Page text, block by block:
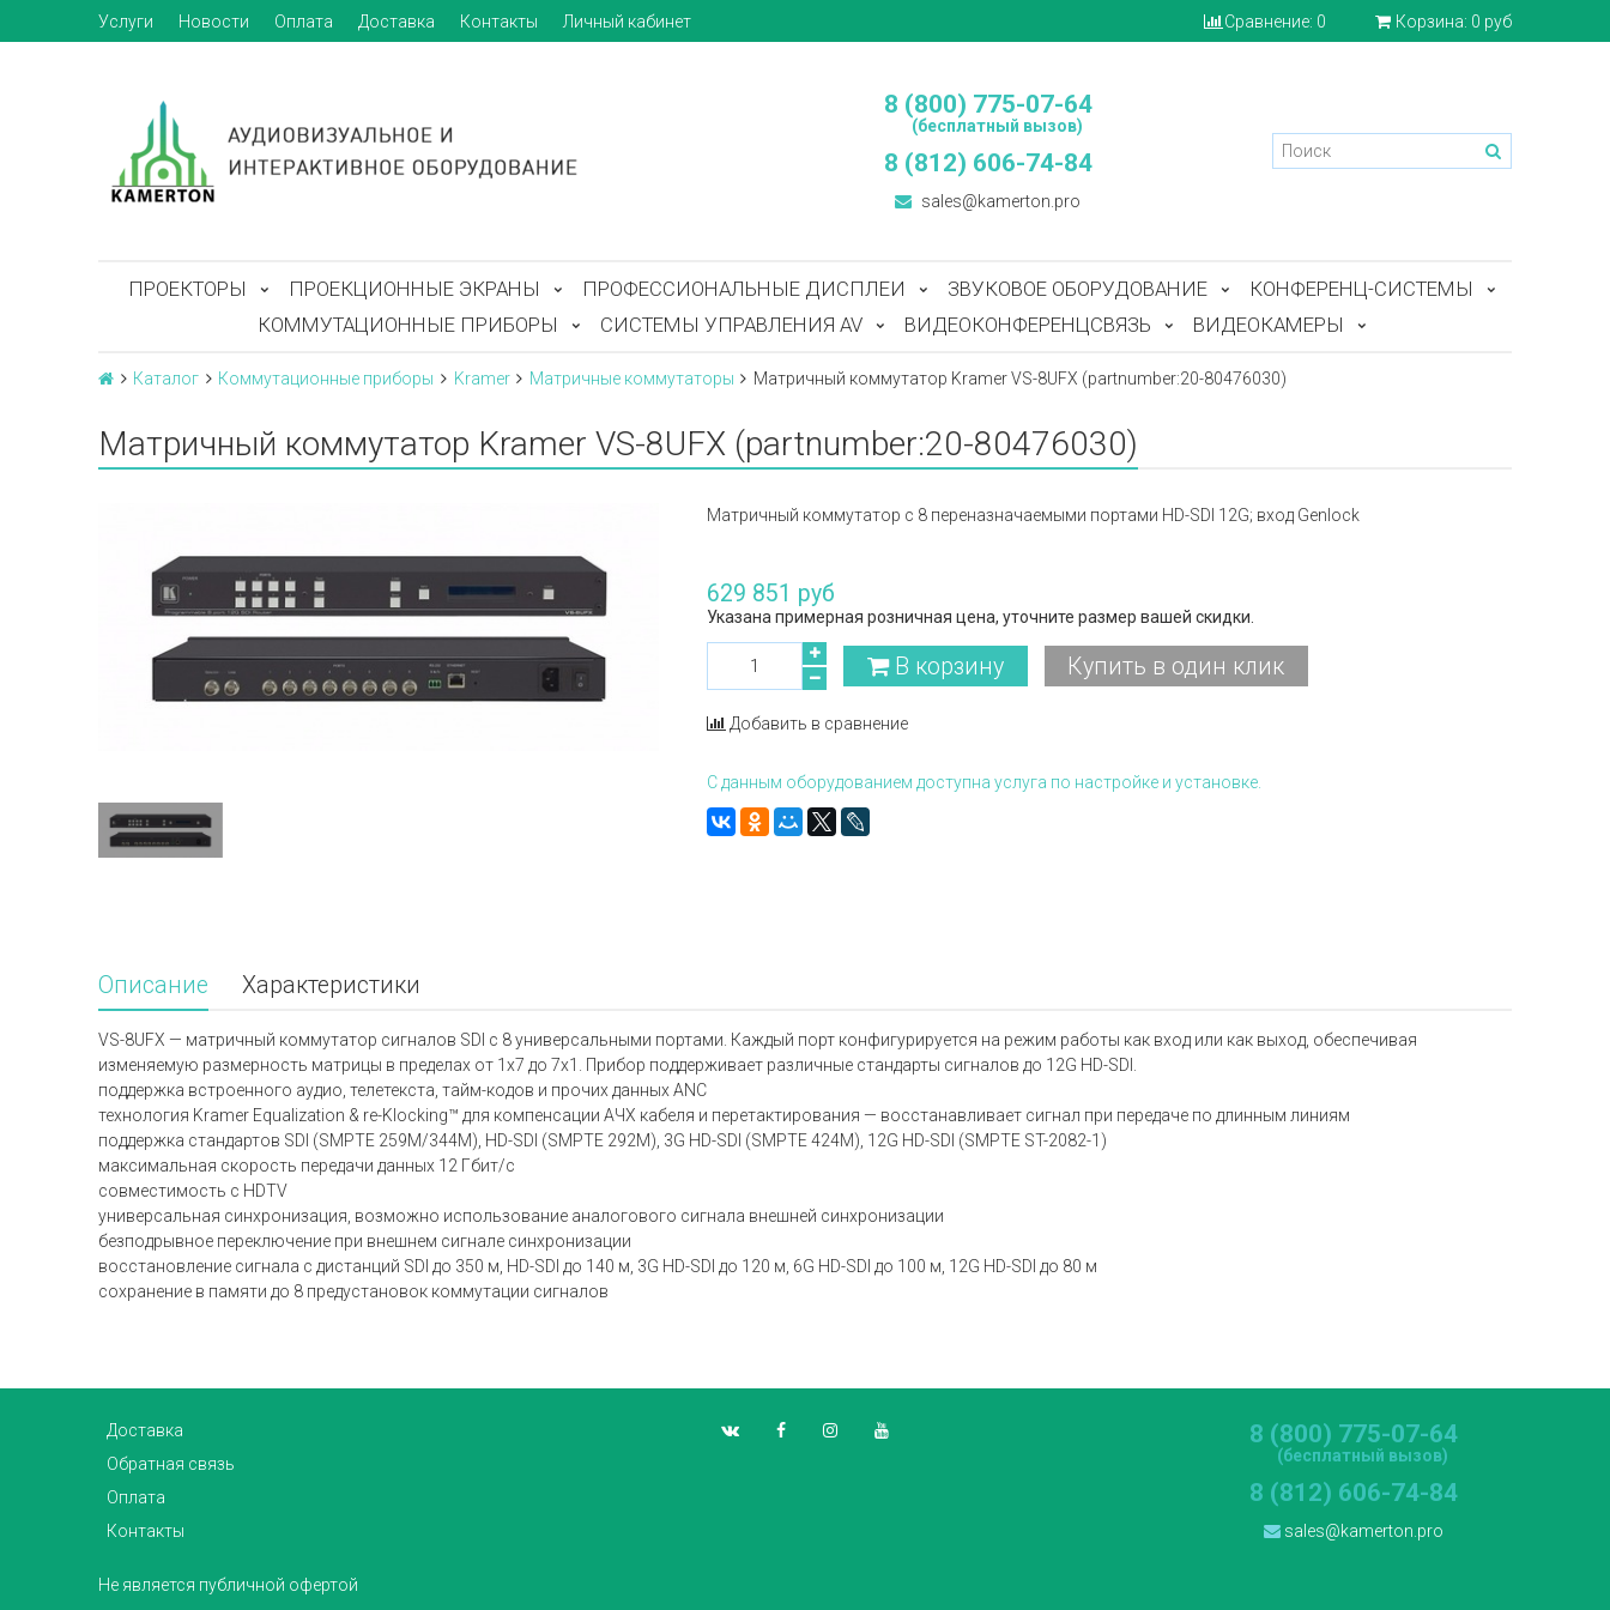
Услуги Новости Оплата Доставка Контакты Личный кабинет Сравнение: 0 Корзина: 0 руб
8 (800) 775-07-64
(бесплатный вызов)
8 (812) 606-74-84
sales@kamerton.pro
ПРОЕКТОРЫ ПРОЕКЦИОННЫЕ ЭКРАНЫ ПРОФЕССИОНАЛЬНЫЕ ДИСПЛЕИ ЗВУКОВОЕ ОБОРУДОВАНИЕ
КОНФЕРЕНЦ-СИСТЕМЫ
КОММУТАЦИОННЫЕ ПРИБОРЫ
СИСТЕМЫ УПРАВЛЕНИЯ AV ВИДЕОКОНФЕРЕНЦСВЯЗЬ ВИДЕОКАМЕРЫ
Каталог Коммутационные приборы Kramer Матричные коммутаторы Матричный коммутатор Kramer VS-8UFX (partnumber:20-80476030)
Матричный коммутатор Kramer VS-8UFX (partnumber:20-80476030)
Матричный коммутатор с 8 переназначаемыми портами HD-SDI 12G; вход Genlock
629 851 руб
Указана примерная розничная цена, уточните размер вашей скидки.
В корзину Купить в один клик
Добавить в сравнение
С данным оборудованием доступна услуга по настройке и установке.
Описание Характеристики
VS-8UFX — матричный коммутатор сигналов SDI c 8 универсальными портами. Каждый порт конфигурируется на режим работы как вход или как выход, обеспечивая
изменяемую размерность матрицы в пределах от 1х7 до 7x1. Прибор поддерживает различные стандарты сигналов до 12G HD-SDI.
поддержка встроенного аудио, телетекста, тайм-кодов и прочих данных ANC
технология Kramer Equalization & re-Klocking™ для компенсации АЧХ кабеля и перетактирования — восстанавливает сигнал при передаче по длинным линиям
поддержка стандартов SDI (SMPTE 259M/344M), HD-SDI (SMPTE 292M), 3G HD-SDI (SMPTE 424M), 12G HD-SDI (SMPTE ST-2082-1)
максимальная скорость передачи данных 12 Гбит/с
совместимость с HDTV
универсальная синхронизация, возможно использование аналогового сигнала внешней синхронизации
безподрывное переключение при внешнем сигнале синхронизации
восстановление сигнала с дистанций SDI до 350 м, HD-SDI до 140 м, 3G HD-SDI до 120 м, 6G HD-SDI до 100 м, 12G HD-SDI до 80 м
сохранение в памяти до 8 предустановок коммутации сигналов
Доставка
Обратная связь
Оплата
Контакты
8 (800) 775-07-64
(бесплатный вызов)
8 (812) 606-74-84
sales@kamerton.pro
Не является публичной офертой